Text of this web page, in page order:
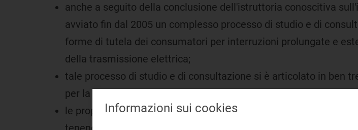
anche a seguito della conclusione dell'istruttoria conoscitiva
avviato fin dal 2005 un complesso processo di studio e di
forme di tutela dei consumatori per interruzioni prolungate e
della trasmissione elettrica;
tale processo di studio e di consultazione si è articolato in ben
per la consultazione e alla raccolta di osservazioni da parte
le proposte di regolazione delle interruzioni prolungate e
Informazioni sui cookies